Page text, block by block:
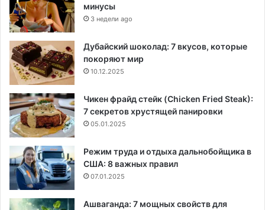
минусы
3 недели ago
Дубайский шоколад: 7 вкусов, которые
покоряют мир
10.12.2025
Чикен фрайд стейк (Chicken Fried Steak):
7 секретов хрустящей панировки
05.01.2025
Режим труда и отдыха дальнобойщика в
США: 8 важных правил
07.01.2025
Ашваганда: 7 мощных свойств для